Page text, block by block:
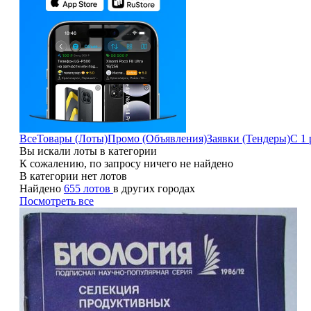
ВсеТовары (Лоты)Промо (Объявления)Заявки (Тендеры)С 1
Вы искали лоты в категории
К сожалению, по запросу ничего не найдено
В категории нет лотов
Найдено 655 лотов в других городах
Посмотреть все